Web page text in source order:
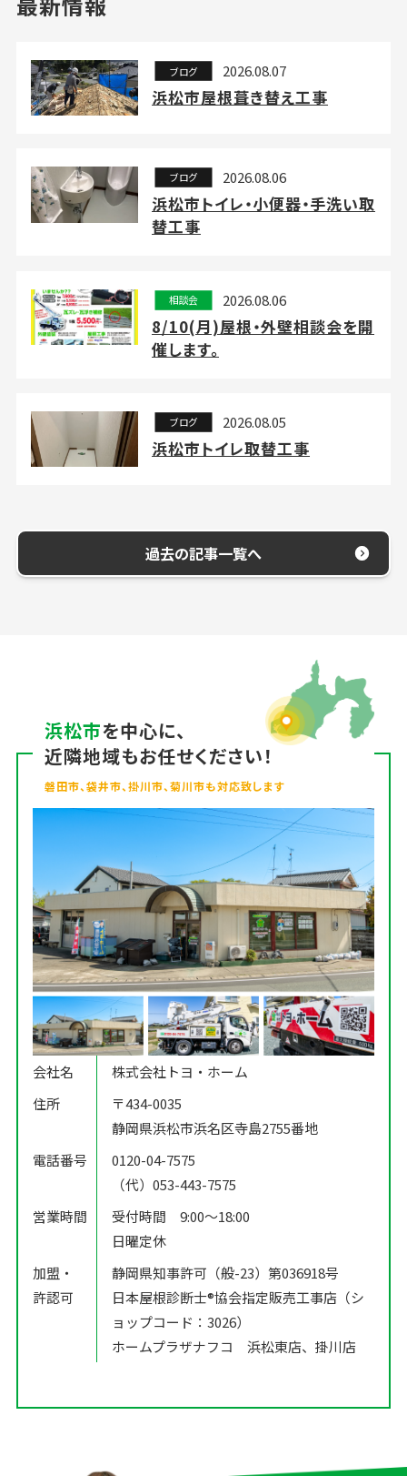
ブログ 2026.08.07
浜松市屋根葺き替え工事
ブログ 2026.08.06
浜松市トイレ・小便器・手洗い取
替工事
相談会 2026.08.06
8/10(月)屋根・外壁相談会を開
催します。
ブログ 2026.08.05
浜松市トイレ取替工事
過去の記事一覧へ
浜松市を中心に、
近隣地域もお任せください！
磐田市、袋井市、掛川市、菊川市も対応致します
会社名
株式会社トヨ・ホーム
住所
〒434-0035
静岡県浜松市浜名区寺島2755番地
電話番号
0120-04-7575
（代）053-443-7575
営業時間
受付時間 9:00〜18:00
日曜定休
加盟・
許認可
静岡県知事許可（般-23）第036918号
日本屋根診断士®️協会指定販売工事店（シ
ョップコード：3026）
ホームプラザナフコ 浜松東店、掛川店